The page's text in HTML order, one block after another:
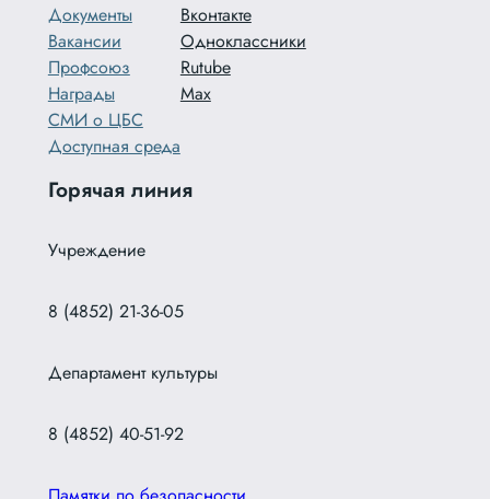
Документы
Вакансии
Профсоюз
Награды
СМИ о ЦБС
Доступная среда
Вконтакте
Одноклассники
Rutube
Max
Горячая линия
Учреждение
8 (4852) 21-36-05
Департамент культуры
8 (4852) 40-51-92